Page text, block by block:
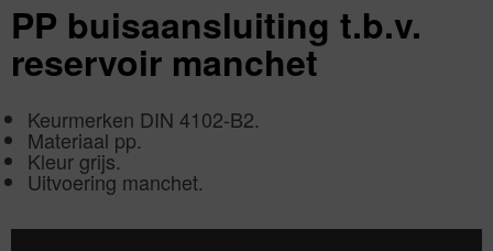
PP buisaansluiting t.b.v.
reservoir manchet
Keurmerken DIN 4102-B2.
Materiaal pp.
Kleur grijs.
Uitvoering manchet.